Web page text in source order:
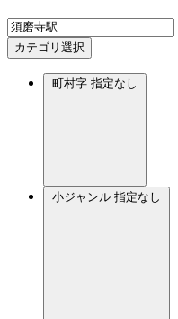
カテゴリ選択
町村字 指定なし
小ジャンル 指定なし